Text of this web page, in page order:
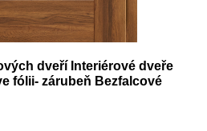
dveří Interiérové dveře
fólii- zárubeň Bezfalcové